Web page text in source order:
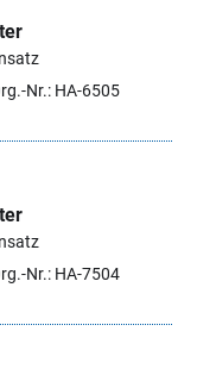
Nr.: HA-6505
Nr.: HA-7504